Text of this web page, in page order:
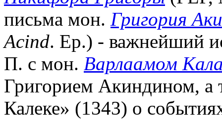
письма мон. Григория
Acind. Ep.) - важнейший
П. с мон. Варлаамом
Григорием Акиндином, а
Калеке» (1343) о